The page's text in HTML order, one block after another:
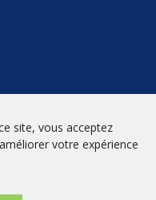
site, vous acceptez
votre expérience